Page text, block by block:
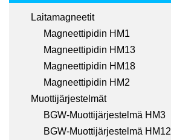
Laitamagneetit
Magneettipidin HM1
Magneettipidin HM13
Magneettipidin HM18
Magneettipidin HM2
Muottijärjestelmät
BGW-Muottijärjestelmä HM3
BGW-Muottijärjestelmä HM12